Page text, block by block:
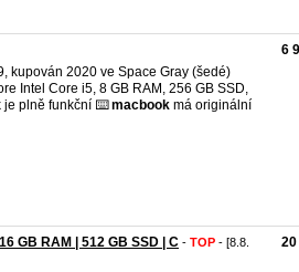
kupován 2020 ve Space Gray (šedé)
Intel Core i5, 8 GB RAM, 256 GB SSD,
je plně funkční ⌨️macbook má originální
6
GB RAM | 512 GB SSD | C - TOP - [8.8.